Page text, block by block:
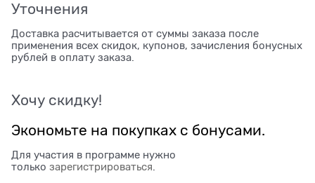
Уточнения
Доставка расчитывается от суммы заказа после
применения всех скидок, купонов, зачисления бонусных
рублей в оплату заказа.
Хочу скидку!
Экономьте на покупках с бонусами.
Для участия в программе нужно
только зарегистрироваться